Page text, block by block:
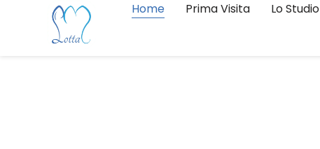
Home Prima Visita Lo Studio